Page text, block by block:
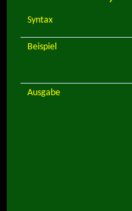
Syntax
Beispiel
Ausgabe